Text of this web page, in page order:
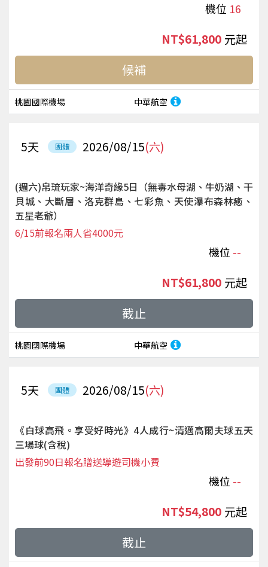
機位 16
桃園國際機場 中華航空
NT$61,800 起
候補
團體 2026/08/15(六)
5天
(週六)帛琉玩家~海洋奇緣5日（無毒水母湖、牛奶湖、干
貝城、大斷層、洛克群島、七彩魚、天使瀑布森林癒、
五星老爺）
機位 --
6/15前報名兩人省4000元
桃園國際機場 中華航空
NT$61,800 起
截止
團體 2026/08/15(六)
5天
《白球高飛。享受好時光》4人成行~清邁高爾夫球五天
三場球(含稅)
機位 --
出發前90日報名贈送導遊司機小費
NT$54,800 起
截止